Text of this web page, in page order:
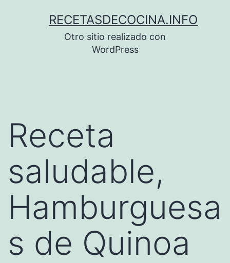
RECETASDECOCINA.INFO
Otro sitio realizado con
WordPress
Receta
saludable,
Hamburguesa
s de Quinoa